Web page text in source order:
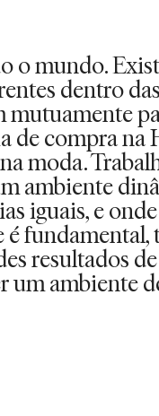
o mundo.
dentro
mutuamente
de compra
moda.
ambiente
iguais, e
fundamental,
resultados
um ambiente